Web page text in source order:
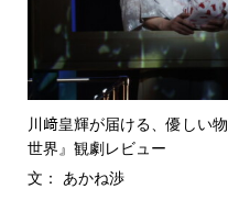
川﨑皇輝が届ける、優しい
世界』観劇レビュー
文： あかね渉